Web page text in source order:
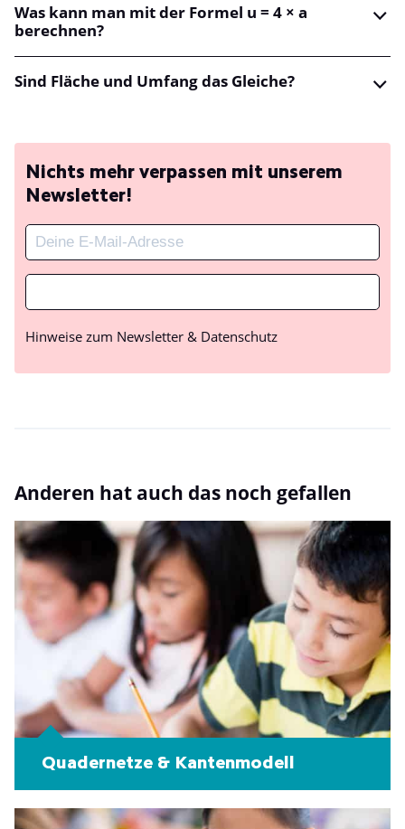
Was kann man mit der Formel u = 4 × a
berechnen?
Sind Fläche und Umfang das Gleiche?
Nichts mehr verpassen mit unserem
Newsletter!
Hinweise zum Newsletter & Datenschutz
Anderen hat auch das noch gefallen
Quadernetze & Kantenmodell